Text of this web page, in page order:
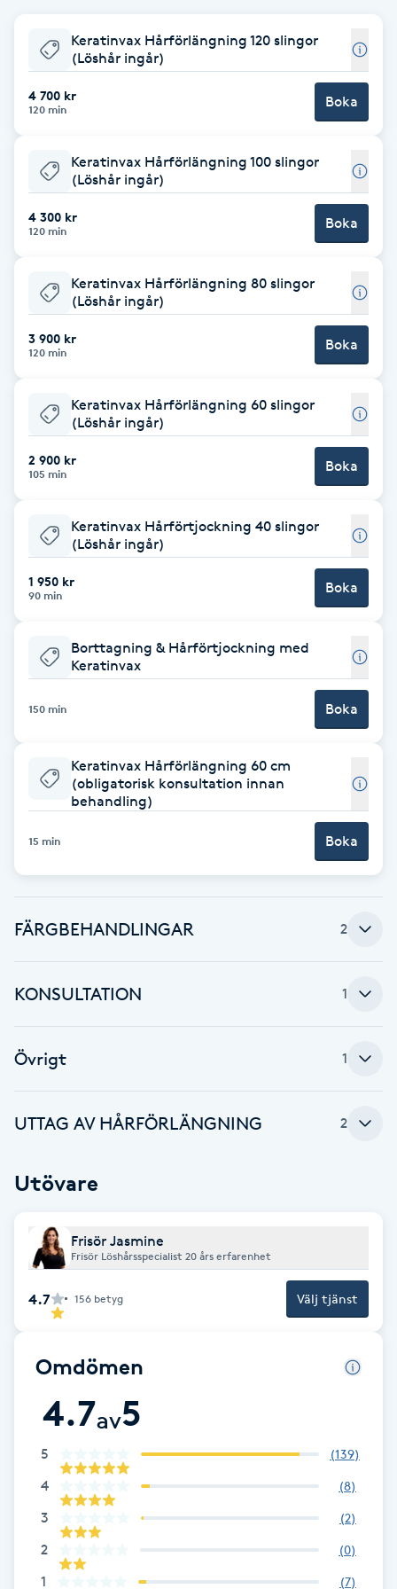
Babylights
Bambumassage
Barber
Barnklippning
Bottenfärg
Brynformning
Brynfärgning
Brynplockning
Bröllopsuppsättning
Celluliter
Color correction
Cryoterapi
Damklippning
Dermapen
Diamantslipning
E
Extensions
Eyeliner-tatuering
Face framing
Faceliftmassage
Fet hårbotten
Fettreducering
Fibromassage
Fotmassage
Keratinvax Hårförlängning 120 slingor
(Löshår ingår)
4 700 kr
120 min Boka
Keratinvax Hårförlängning 100 slingor
(Löshår ingår)
4 300 kr
120 min Boka
Keratinvax Hårförlängning 80 slingor
(Löshår ingår)
3 900 kr
120 min Boka
Keratinvax Hårförlängning 60 slingor
(Löshår ingår)
2 900 kr
105 min Boka
Keratinvax Hårförtjockning 40 slingor
(Löshår ingår)
1 950 kr
90 min Boka
Borttagning & Hårförtjockning med
Keratinvax
150 min Boka
Keratinvax Hårförlängning 60 cm
(obligatorisk konsultation innan
behandling)
15 min Boka
FÄRGBEHANDLINGAR 2
KONSULTATION 1
Övrigt 1
UTTAG AV HÅRFÖRLÄNGNING 2
Utövare
Frisör Jasmine
Frisör Löshårsspecialist 20 års erfarenhet
4.7 156 betyg Välj tjänst
Omdömen
4.7av5
5 (139)
4 (8)
3 (2)
2 (0)
1 (7)